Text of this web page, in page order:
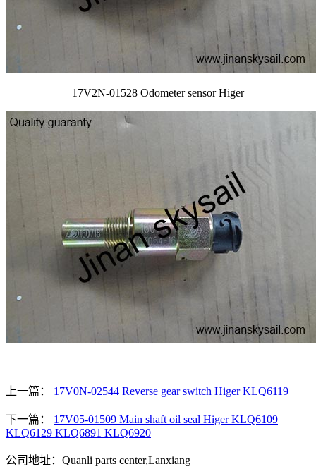
17V2N-01528 Odometer sensor Higer
上一篇： 17V0N-02544 Reverse gear switch Higer KLQ6119
下一篇： 17V05-01509 Main shaft oil seal Higer KLQ6109
KLQ6129 KLQ6891 KLQ6920
公司地址：Quanli parts center,Lanxiang